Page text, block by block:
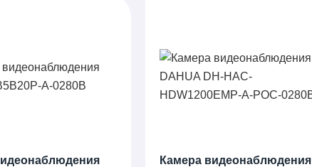
Камера видеонаблюдения